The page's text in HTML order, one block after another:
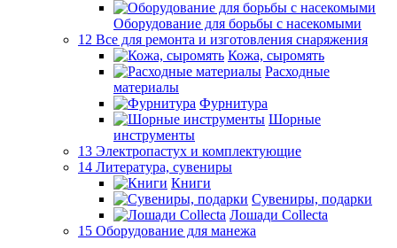
Оборудование для борьбы с насекомыми
12 Все для ремонта и изготовления снаряжения
Кожа, сыромять
Расходные
материалы
Фурнитура
Шорные
инструменты
13 Электропастух и комплектующие
14 Литература, сувениры
Книги
Сувениры, подарки
Лошади Collecta
15 Оборудование для манежа